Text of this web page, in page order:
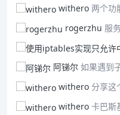
withero 两个功能是独立端口
rogerzhu 服务启
阿锑尔 如果遇到子文件夹
withero 分享这
withero 卡巴斯基卡吧死机是很